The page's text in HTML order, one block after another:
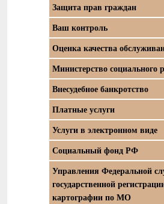
Защита прав граждан
Ваш контроль
Оценка качества
Министерство социального
Внесудебное банкротство
Платные услуги
Услуги в электронном виде
Социальный фонд РФ
Управления Федеральной
государственной
картографии по МО